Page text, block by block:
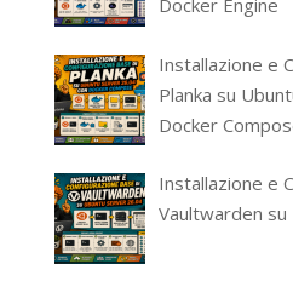
Docker Engine
Installazione e
Planka su
Docker
Installazione e
Vaultwarden